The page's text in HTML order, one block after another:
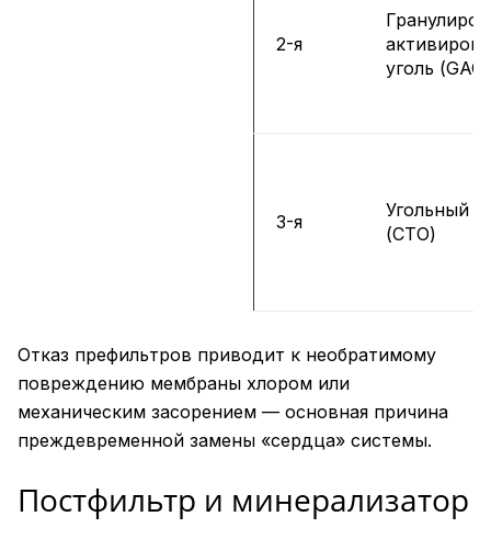
2-я
уголь (GAC)
3-я
Угольный
(CTO)
Отказ префильтров приводит к необратимому
повреждению мембраны хлором или
механическим засорением — основная причина
преждевременной замены «сердца» системы.
Постфильтр и минерализатор